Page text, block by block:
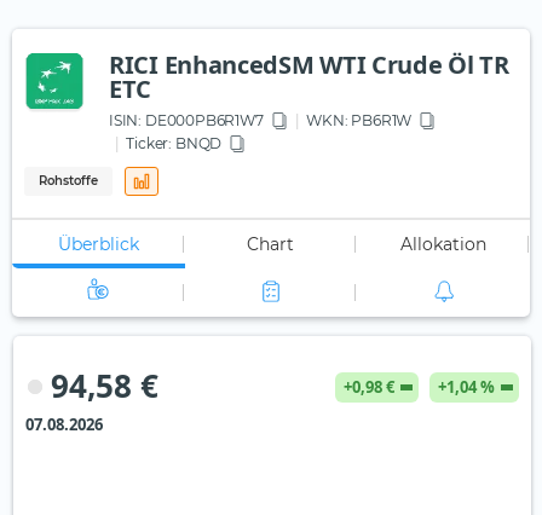
RICI EnhancedSM WTI Crude Öl TR
ETC
ISIN: DE000PB6R1W7 WKN: PB6R1W
Ticker: BNQD
Rohstoffe
Überblick Chart Allokation
94,58 € +0,98 €
+1,04 %
07.08.2026